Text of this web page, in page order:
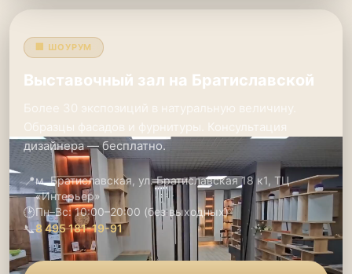
🏢 ШОУРУМ
Выставочный зал на Братиславской
Более 30 экспозиций в натуральную величину.
Образцы фасадов и фурнитуры. Консультация
дизайнера — бесплатно.
📍м. Братиславская, ул. Братиславская 18 к1, ТЦ
«Интерьер»
🕑Пн–Вс: 10:00–20:00 (без выходных)
📞8 495 181-19-91